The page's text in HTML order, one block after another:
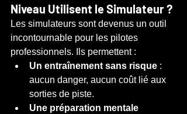
Niveau Utilisent le Simulateur ?
Les simulateurs sont devenus un outil
incontournable pour les pilotes
professionnels. Ils permettent :
Un entraînement sans risque :
aucun danger, aucun coût lié aux
sorties de piste.
Une préparation mentale